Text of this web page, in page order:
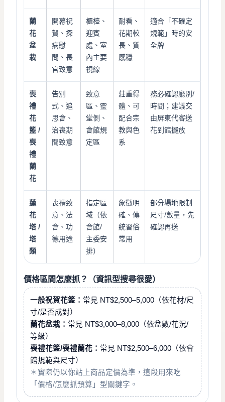
蘭
花
盆
栽
開幕祝
賀、探
病慰
問、長
官致意
櫃檯、
迎賓
處、室
內主要
視線
耐看、
花期較
長、質
感穩
適合「不確定
規範」時的安
全牌
喪
禮
花
籃 /
喪
禮
蘭
花
告別
式、追
思會、
治喪期
間致意
致意
區、靈
堂側、
會館規
定區
莊重得
體、可
配合宗
教與色
系
務必確認廳別/
時間；建議交
由屏東代客送
花到館擺放
蓮
花
塔 /
塔
類
喪禮致
意、法
會、功
德用途
指定區
域（依
會館/
主委安
排）
象徵明
確、傳
統習俗
常用
部分場地限制
尺寸/數量，先
確認再送
價格區間怎麼抓？（資訊型搜尋很愛）
一般祝賀花籃： 常見 NT$2,500–5,000（依花材/尺
寸/是否成對）
蘭花盆栽： 常見 NT$3,000–8,000（依盆數/花況/
等級）
喪禮花籃/喪禮蘭花： 常見 NT$2,500–6,000（依會
館規範與尺寸）
＊實際仍以你站上商品定價為準，這段用來吃
「價格/怎麼抓預算」型關鍵字。